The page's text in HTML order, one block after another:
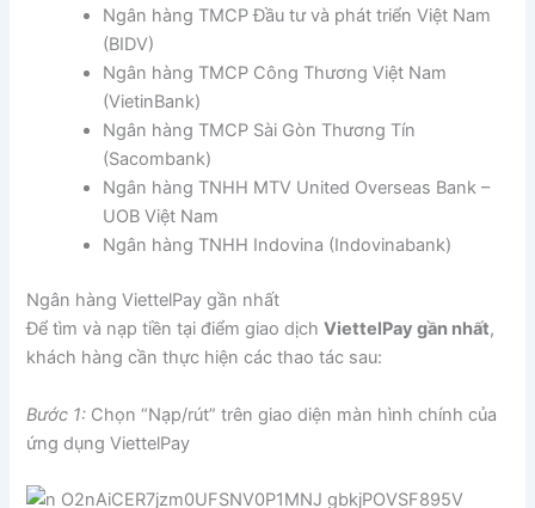
Ngân hàng TMCP Đầu tư và phát triển Việt Nam
(BIDV)
Ngân hàng TMCP Công Thương Việt Nam
(VietinBank)
Ngân hàng TMCP Sài Gòn Thương Tín
(Sacombank)
Ngân hàng TNHH MTV United Overseas Bank –
UOB Việt Nam
Ngân hàng TNHH Indovina (Indovinabank)
Ngân hàng ViettelPay gần nhất
Để tìm và nạp tiền tại điểm giao dịchViettelPay gần nhất,
khách hàng cần thực hiện các thao tác sau:
Bước 1: Chọn “Nạp/rút” trên giao diện màn hình chính của
ứng dụng ViettelPay